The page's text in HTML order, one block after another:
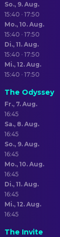
So., 9. Aug.
15:40 · 17:50
Mo., 10. Aug.
15:40 · 17:50
Di., 11. Aug.
15:40 · 17:50
Mi., 12. Aug.
15:40 · 17:50
The Odyssey
Fr., 7. Aug.
16:45
Sa., 8. Aug.
16:45
So., 9. Aug.
16:45
Mo., 10. Aug.
16:45
Di., 11. Aug.
16:45
Mi., 12. Aug.
16:45
The Invite